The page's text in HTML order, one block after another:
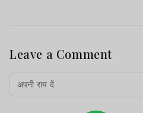
Leave a Comment